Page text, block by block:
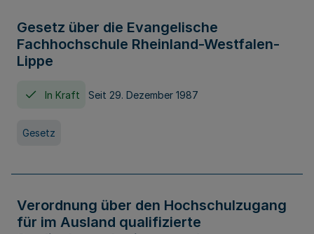
Gesetz über die Evangelische
Fachhochschule Rheinland-Westfalen-
Lippe
In Kraft Seit 29. Dezember 1987
Gesetz
Verordnung über den Hochschulzugang
für im Ausland qualifizierte